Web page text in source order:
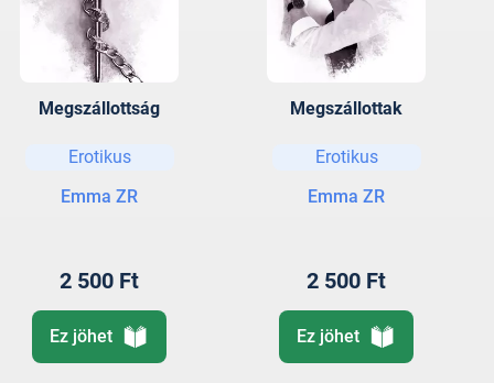
Megszállottság
Erotikus
Emma ZR
2 500 Ft
Ez jöhet
Megszállottak
Erotikus
Emma ZR
2 500 Ft
Ez jöhet